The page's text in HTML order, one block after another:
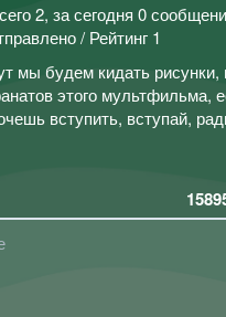
2, за сегодня 0
/ Рейтинг 1
мы будем кидать рисунки,
этого мультфильма,
вступить, вступай,